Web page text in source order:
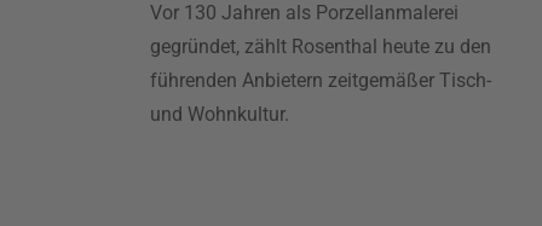
Vor 130 Jahren als Porzellanmalerei
gegründet, zählt Rosenthal heute zu den
führenden Anbietern zeitgemäßer Tisch-
und Wohnkultur.